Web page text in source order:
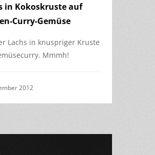
in Kokoskruste auf
Curry-Gemüse
Lachs in knuspriger Kruste
Mmmh!
2012